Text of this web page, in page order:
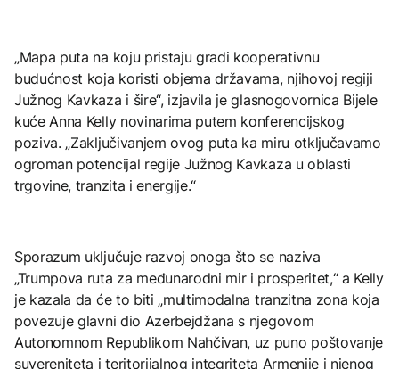
„Mapa puta na koju pristaju gradi kooperativnu
budućnost koja koristi objema državama, njihovoj regiji
Južnog Kavkaza i šire“, izjavila je glasnogovornica Bijele
kuće Anna Kelly novinarima putem konferencijskog
poziva. „Zaključivanjem ovog puta ka miru otključavamo
ogroman potencijal regije Južnog Kavkaza u oblasti
trgovine, tranzita i energije.“
Sporazum uključuje razvoj onoga što se naziva
„Trumpova ruta za međunarodni mir i prosperitet,“ a Kelly
je kazala da će to biti „multimodalna tranzitna zona koja
povezuje glavni dio Azerbejdžana s njegovom
Autonomnom Republikom Nahčivan, uz puno poštovanje
suvereniteta i teritorijalnog integriteta Armenije i njenog